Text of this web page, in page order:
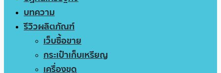
บทความ
รีวิวผลิตภัณฑ์
เว็บซื้อขาย
กระเป๋าเก็บเหรียญ
เครื่องขุด